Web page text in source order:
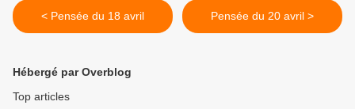
< Pensée du 18 avril Pensée du 20 avril >
Hébergé par Overblog
Top articles